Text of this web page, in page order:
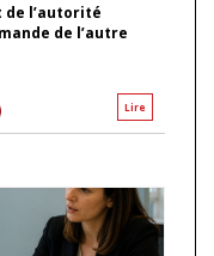
l’autorité
de l’autre
Lire